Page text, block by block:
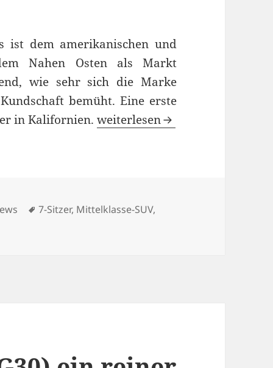
ist dem amerikanischen und
Nahen Osten als Markt
wie sehr sich die Marke
bemüht. Eine erste
in Kalifornien.Weltpremiere und Sitzprobe
weiterlesen
Schlagwörter
7-Sitzer, Mittelklasse-SUV,